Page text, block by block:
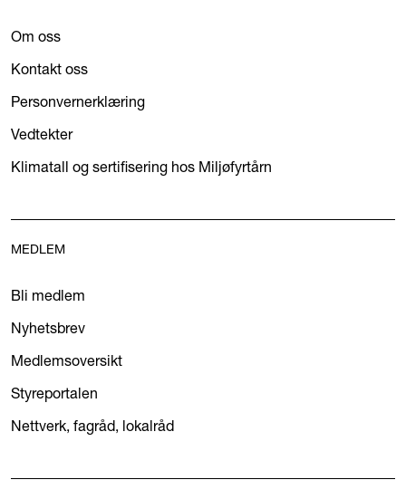
Om oss
Kontakt oss
Personvernerklæring
Vedtekter
Klimatall og sertifisering hos Miljøfyrtårn
MEDLEM
Bli medlem
Nyhetsbrev
Medlemsoversikt
Styreportalen
Nettverk, fagråd, lokalråd